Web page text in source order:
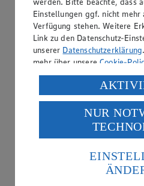
1.99
Festpreis von
Einstellungen ggf. nicht
Verfügung stehen. Weitere
Link zu den Datenschutz-
unserer Datenschutzerklärung
mehr über unsereCookie-
Verarbeitung deiner
USA durch Facebook und
Wenn du auf „Aktivieren“
des Art. 49 Abs. 1 Satz 1 lit.
Daten in den USA
die USA als Land mit einem
Standards nicht
Es besteht das Risiko eines
NUR